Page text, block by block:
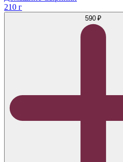
210 г
590 ₽